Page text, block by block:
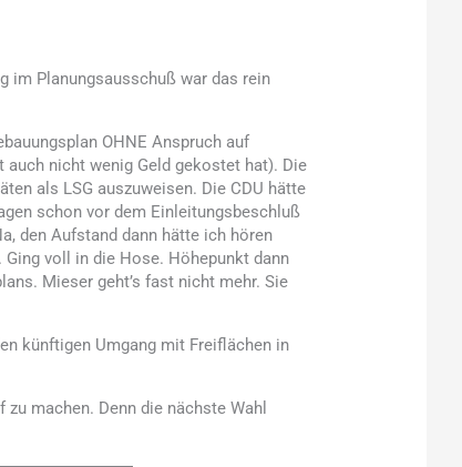
im Planungsausschuß war das rein
OHNE Anspruch auf
auch nicht wenig Geld gekostet hat). Die
als LSG auszuweisen. Die CDU hätte
schon vor dem Einleitungsbeschluß
den Aufstand dann hätte ich hören
voll in die Hose. Höhepunkt dann
Mieser geht’s fast nicht mehr. Sie
künftigen Umgang mit Freiflächen in
machen. Denn die nächste Wahl